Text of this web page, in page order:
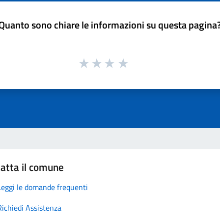
sono chiare le informazioni su questa
il comune
le domande frequenti
Assistenza